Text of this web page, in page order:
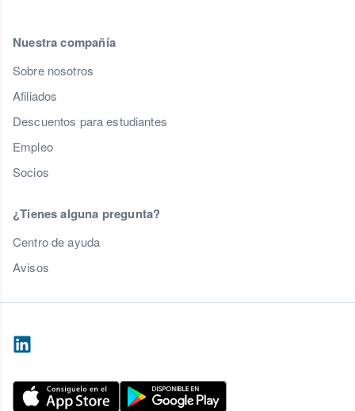
Nuestra compañía
Sobre nosotros
Afiliados
Descuentos para estudiantes
Empleo
Socios
¿Tienes alguna pregunta?
Centro de ayuda
Avisos